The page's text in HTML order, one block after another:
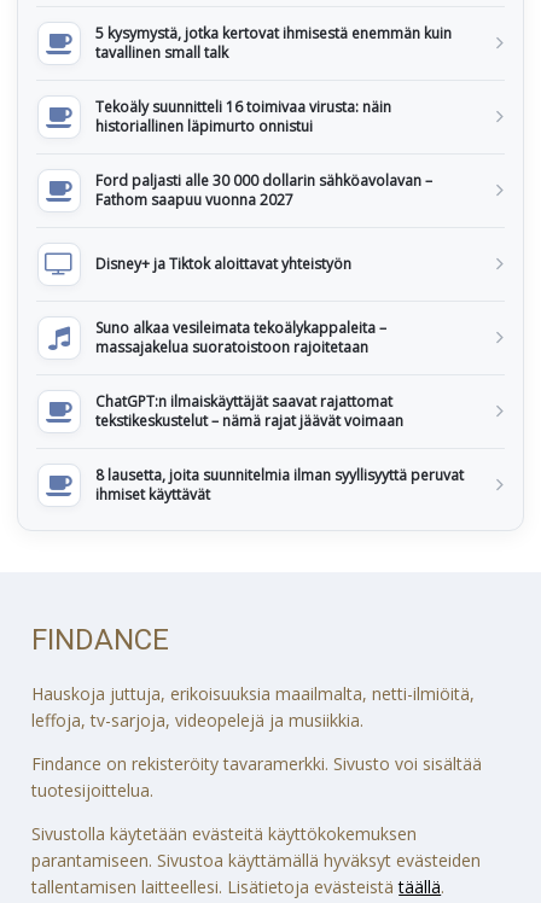
5 kysymystä, jotka kertovat ihmisestä enemmän kuin
tavallinen small talk
Tekoäly suunnitteli 16 toimivaa virusta: näin
historiallinen läpimurto onnistui
Ford paljasti alle 30 000 dollarin sähköavolavan –
Fathom saapuu vuonna 2027
Disney+ ja Tiktok aloittavat yhteistyön
Suno alkaa vesileimata tekoälykappaleita –
massajakelua suoratoistoon rajoitetaan
ChatGPT:n ilmaiskäyttäjät saavat rajattomat
tekstikeskustelut – nämä rajat jäävät voimaan
8 lausetta, joita suunnitelmia ilman syyllisyyttä peruvat
ihmiset käyttävät
FINDANCE
Hauskoja juttuja, erikoisuuksia maailmalta, netti-ilmiöitä,
leffoja, tv-sarjoja, videopelejä ja musiikkia.
Findance on rekisteröity tavaramerkki. Sivusto voi sisältää
tuotesijoittelua.
Sivustolla käytetään evästeitä käyttökokemuksen
parantamiseen. Sivustoa käyttämällä hyväksyt evästeiden
tallentamisen laitteellesi. Lisätietoja evästeistätäällä.